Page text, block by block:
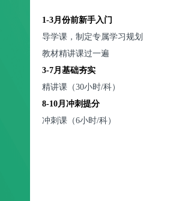
1-3月份前新手入门
导学课，制定专属学习规划
教材精讲课过一遍
3-7月基础夯实
精讲课（30小时/科）
8-10月冲刺提分
冲刺课（6小时/科）